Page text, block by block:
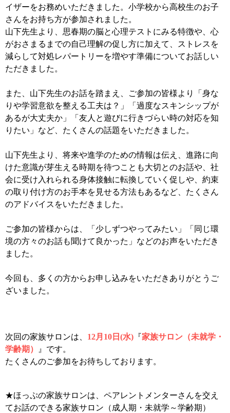
イザーをお務めいただきました。小学校から高校生のお子
さんをお持ち方が参加されました。
山下先生より、思春期の脳と心理テストにみる特徴や、心
がおさまるまでの自己理解の促し方に加えて、ストレスを
減らして対処レパートリーを増やす準備についてお話しい
ただきました。
また、山下先生のお話を踏まえ、ご参加の皆様より「身な
りや学習意欲を整える工夫は？」「過度なスキンシップが
あるが大丈夫か」「友人と遊びに行きづらい時の対応を知
りたい」など、たくさんの話題をいただきました。
山下先生より、将来や進学のための情報は伝え、進路に向
けた意識が芽生える時期を待つことも大切とのお話や、社
会に受け入れられる身体接触に転換していく促しや、約束
の取り付け方のお手本を見せる方法もあるなど、たくさん
のアドバイスをいただきました。
ご参加の皆様からは、「少しずつやってみたい」「同じ環
境の方々のお話も聞けて良かった」などのお声をいただき
ました。
今回も、多くの方からお申し込みをいただきありがとうご
ざいました。
次回の家族サロンは、 12月10日(水) 『家族サロン（未就学・
学齢期）
』 です。
たくさんのご参加をお待ちしております。
★ほっぷの家族サロンは、ペアレントメンターさんを交え
てお話のできる家族サロン（成人期・未就学～学齢期）